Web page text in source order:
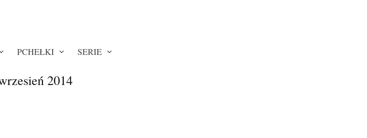
PCHEŁKI SERIE
2014